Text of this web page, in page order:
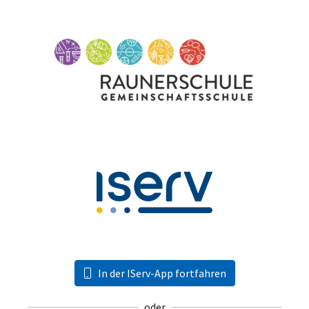
In der IServ-App fortfahren